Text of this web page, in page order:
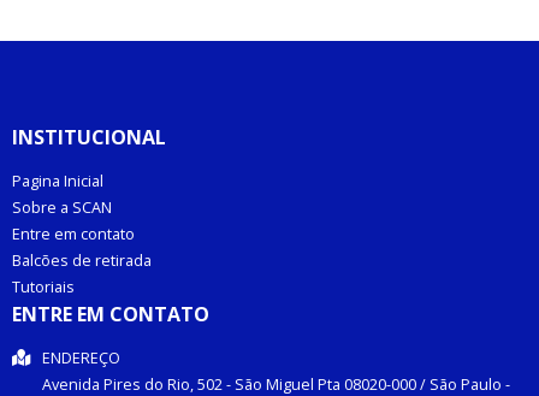
INSTITUCIONAL
Pagina Inicial
Sobre a SCAN
Entre em contato
Balcões de retirada
Tutoriais
ENTRE EM CONTATO
ENDEREÇO
Avenida Pires do Rio, 502 - São Miguel Pta 08020-000/ São Paulo -